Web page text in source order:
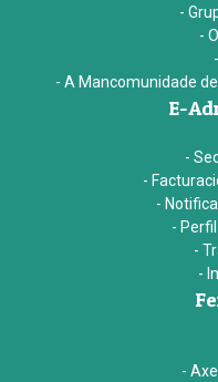
-
-
- A Mancomunidade
E-
-
-
-
-
-
-
-